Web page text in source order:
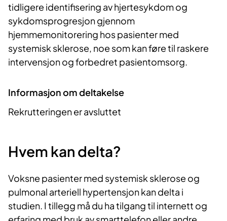
tidligere identifisering av hjertesykdom og
sykdomsprogresjon gjennom
hjemmemonitorering hos pasienter med
systemisk sklerose, noe som kan føre til raskere
intervensjon og forbedret pasientomsorg.
Informasjon om deltakelse
Rekrutteringen er avsluttet
Hvem kan delta?
Voksne pasienter med systemisk sklerose og
pulmonal arteriell hypertensjon kan delta i
studien. I tillegg må du ha tilgang til internett og